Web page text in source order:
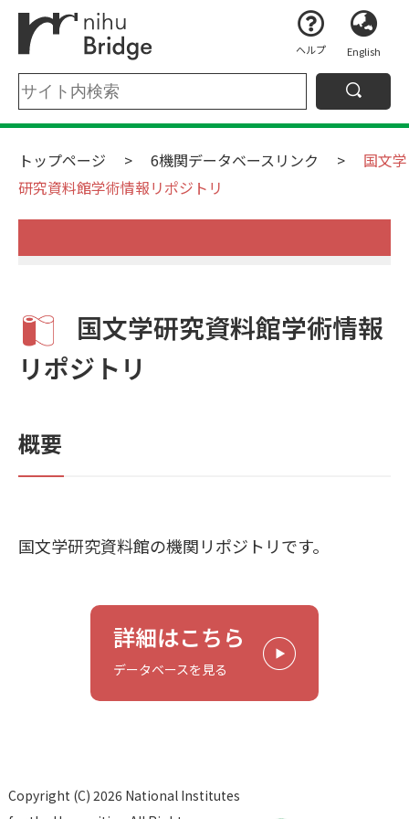
ヘルプ English
トップページ 6機関データベースリンク
国文学
研究資料館学術情報リポジトリ
国文学研究資料館学術情報
リポジトリ
概要
国文学研究資料館の機関リポジトリです。
詳細はこちら
データベースを見る
Copyright (C) 2026 National Institutes